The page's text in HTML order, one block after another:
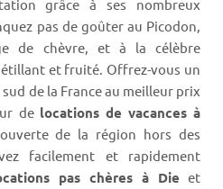
grâce à ses nombreux
pas de goûter au Picodon,
de chèvre, et à la célèbre
et fruité. Offrez-vous un
de la France au meilleur prix
de locations de vacances à
de la région hors des
facilement et rapidement
pas chères à Die et